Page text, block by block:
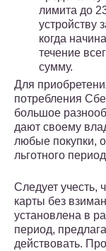
лимита до
устройству
когда
течение
сумму.
Для
потребления
большое
дают своему
любые покупки,
льготного
Следует учесть,
карты без
установлена в
период,
действовать.